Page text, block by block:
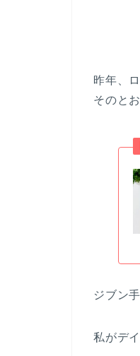
昨年、
そのと
ジブン
私がデ